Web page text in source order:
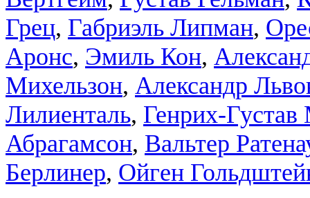
Грец, Габриэль Липман,
Аронс, Эмиль Кон,
Михельзон, Александр
Лилиенталь, Генрих-Густав
Абрагамсон, Вальтер
Берлинер, Ойген